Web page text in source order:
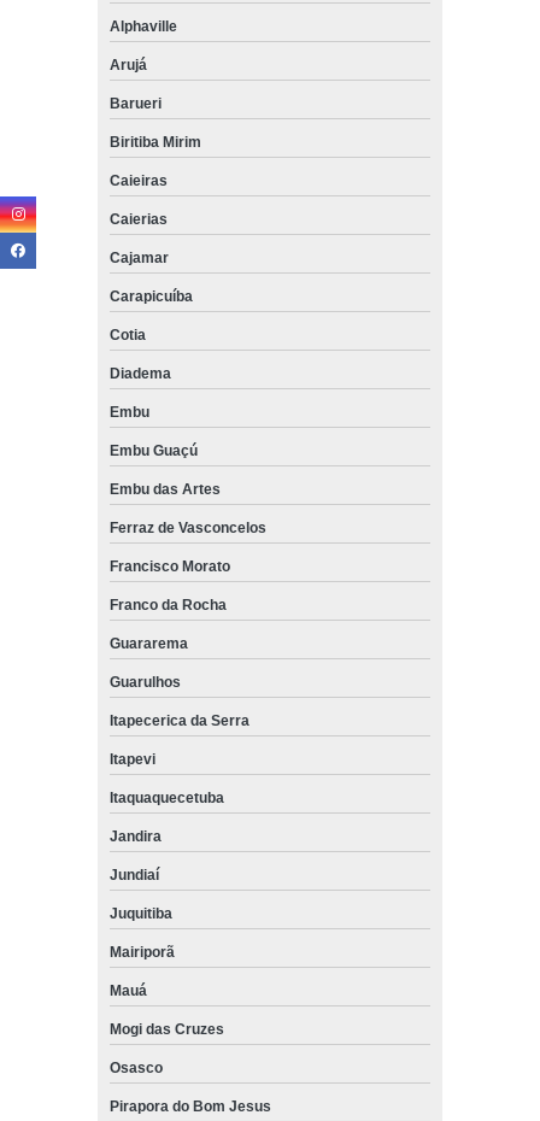
Alphaville
Arujá
Barueri
Biritiba Mirim
Caieiras
Caierias
Cajamar
Carapicuíba
Cotia
Diadema
Embu
Embu Guaçú
Embu das Artes
Ferraz de Vasconcelos
Francisco Morato
Franco da Rocha
Guararema
Guarulhos
Itapecerica da Serra
Itapevi
Itaquaquecetuba
Jandira
Jundiaí
Juquitiba
Mairiporã
Mauá
Mogi das Cruzes
Osasco
Pirapora do Bom Jesus